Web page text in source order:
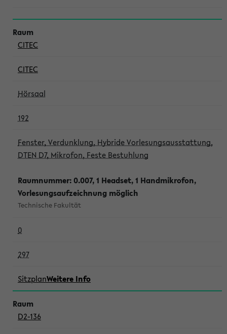
CITEC
CITEC
Hörsaal
192
Fenster, Verdunklung, Hybride Vorlesungsausstattung,
DTEN D7, Mikrofon, Feste Bestuhlung
Raumnummer: 0.007, 1 Headset, 1 Handmikrofon,
Vorlesungsaufzeichnung möglich
Technische Fakultät
0
297
SitzplanWeitere Info
D2-136